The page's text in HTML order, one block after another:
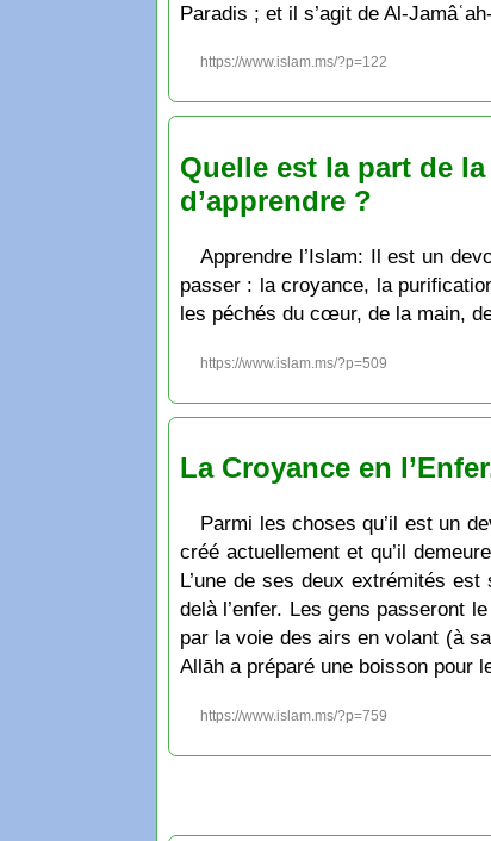
Paradis ; et il s’agit de Al-
https://www.islam.ms/?p=122
Quelle est la part de
d’apprendre ?
Apprendre l’Islam: Il est un
passer : la croyance, la
les péchés du cœur, de la main,
https://www.islam.ms/?p=509
La Croyance en
Parmi les choses qu’il est un
créé actuellement et qu’il
L’une de ses deux extrémités
delà l’enfer. Les gens passeront
par la voie des airs en volant (à
Allāh a préparé une boisson pour
https://www.islam.ms/?p=759